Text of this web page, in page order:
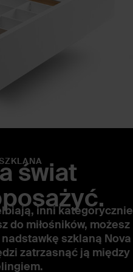
świat
inni kategorycznie
do miłośników, możesz
szklaną Nova
zatrzasnąć ją między